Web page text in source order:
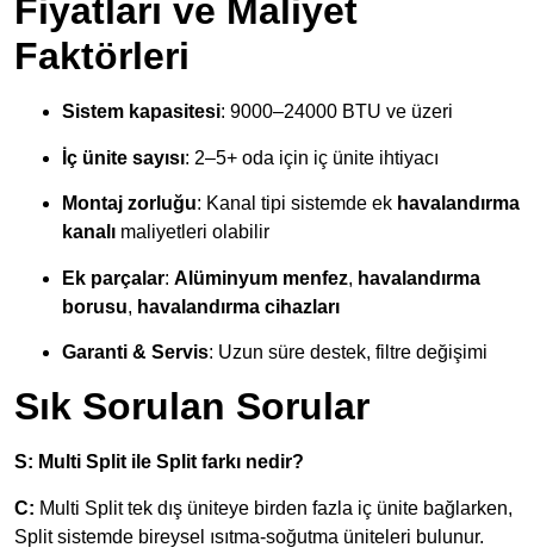
Fiyatları ve Maliyet
Faktörleri
Sistem kapasitesi: 9000–24000 BTU ve üzeri
İç ünite sayısı: 2–5+ oda için iç ünite ihtiyacı
Montaj zorluğu: Kanal tipi sistemde ek havalandırma
kanalı maliyetleri olabilir
Ek parçalar: Alüminyum menfez, havalandırma
borusu, havalandırma cihazları
Garanti & Servis: Uzun süre destek, filtre değişimi
Sık Sorulan Sorular
S: Multi Split ile Split farkı nedir?
C: Multi Split tek dış üniteye birden fazla iç ünite bağlarken,
Split sistemde bireysel ısıtma-soğutma üniteleri bulunur.